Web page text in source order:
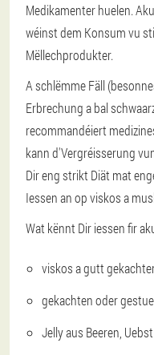
Medikamenter huelen.
wéinst dem Konsum vu
Mëllechprodukter.
A schlëmme Fäll
Erbrechung a bal
recommandéiert
kann d'Vergréisserung
Dir eng strikt Diät mat
Iessen an op viskos a
Wat kënnt Dir iessen fir
viskos a gutt
gekachten oder
Jelly aus Beeren,